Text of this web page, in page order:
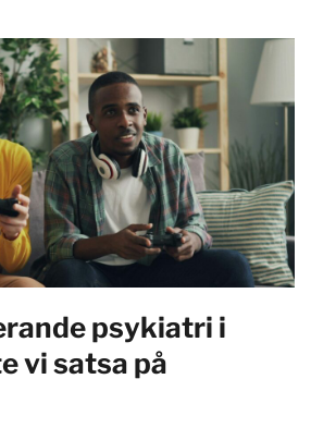
psykiatri i
vi satsa på